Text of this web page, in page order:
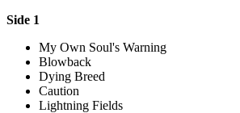
Side 1
My Own Soul's Warning
Blowback
Dying Breed
Caution
Lightning Fields